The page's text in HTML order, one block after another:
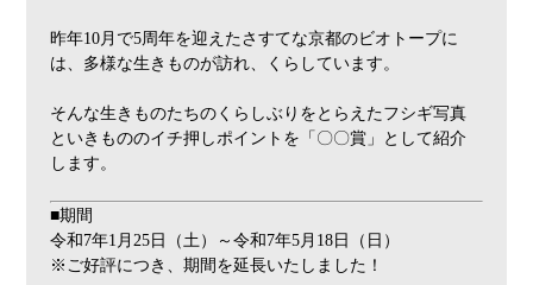
昨年10月で5周年を迎えたさすてな京都のビオトープに
は、多様な生きものが訪れ、くらしています。
そんな生きものたちのくらしぶりをとらえたフシギ写真
といきもののイチ押しポイントを「〇〇賞」として紹介
します。
■期間
令和7年1月25日（土）～令和7年5月18日（日）
※ご好評につき、期間を延長いたしました！